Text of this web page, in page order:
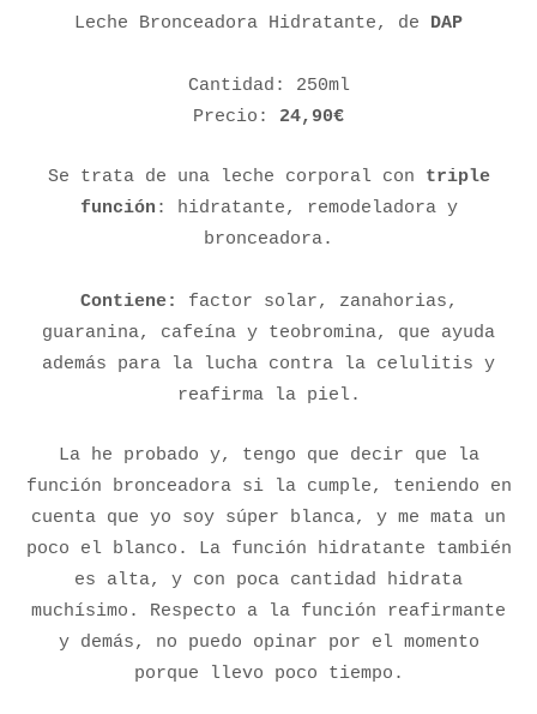
Leche Bronceadora Hidratante, de DAP
Cantidad: 250ml
Precio: 24,90€
Se trata de una leche corporal con triple
función : hidratante, remodeladora y
bronceadora.
Contiene: factor solar, zanahorias,
guaranina, cafeína y teobromina, que ayuda
además para la lucha contra la celulitis y
reafirma la piel.
La he probado y, tengo que decir que la
función bronceadora si la cumple, teniendo en
cuenta que yo soy súper blanca, y me mata un
poco el blanco. La función hidratante también
es alta, y con poca cantidad hidrata
muchísimo. Respecto a la función reafirmante
y demás, no puedo opinar por el momento
porque llevo poco tiempo.